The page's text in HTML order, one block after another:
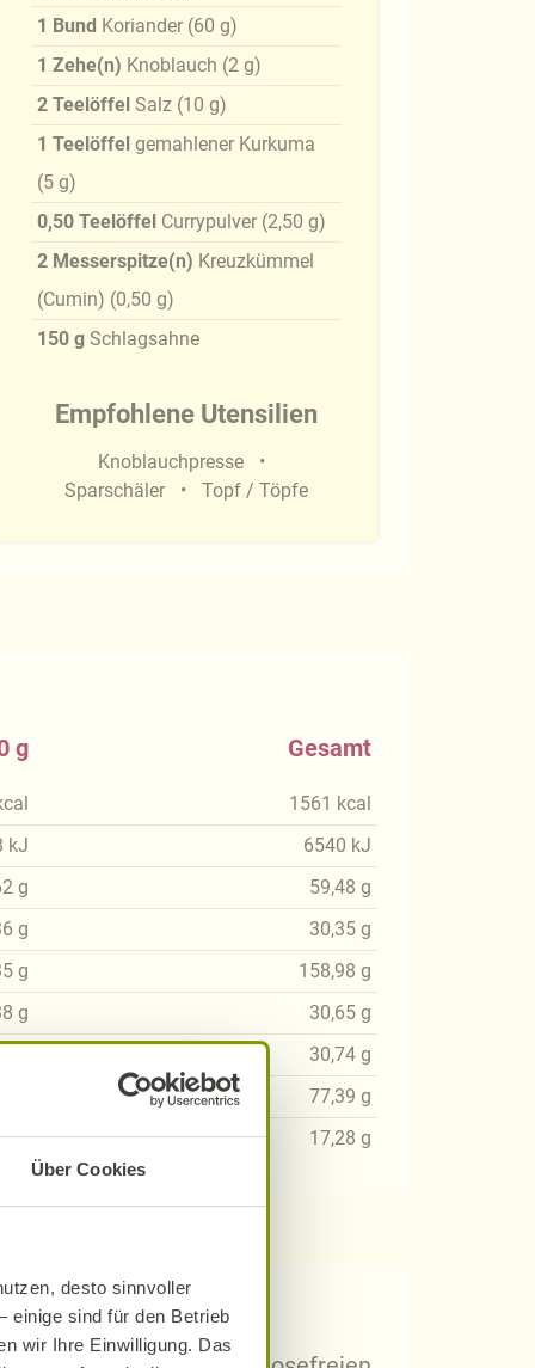
Über Cookies
desto sinnvoller
einige sind für den Betrieb
wir Ihre Einwilligung. Das
1 Bund Koriander (60 g)
1 Zehe(n) Knoblauch (2 g)
2 Teelöffel Salz (10 g)
1 Teelöffel gemahlener Kurkuma
(5 g)
0,50 Teelöffel Currypulver (2,50 g)
2 Messerspitze(n) Kreuzkümmel
(Cumin) (0,50 g)
150 g Schlagsahne
Empfohlene Utensilien
Knoblauchpresse
Sparschäler
Topf / Töpfe
g
kJ
g
g
g
g
g
Gesamt
1561 kcal
6540 kJ
59,48 g
30,35 g
158,98 g
30,65 g
30,74 g
77,39 g
17,28 g